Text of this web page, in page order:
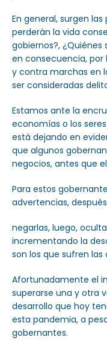
En general, surgen
perderán la vida
gobiernos?, ¿Quiénes
en consecuencia, por
y contra marchas en
ser consideradas
Estamos ante la
economías o los
está dejando en
que algunos
negocios, antes que
Para estos
advertencias, después
negarlas, luego,
incrementando la
son los que sufren las
Afortunadamente el
superarse una y otra
desarrollo que hoy
esta pandemia, a
gobernantes.